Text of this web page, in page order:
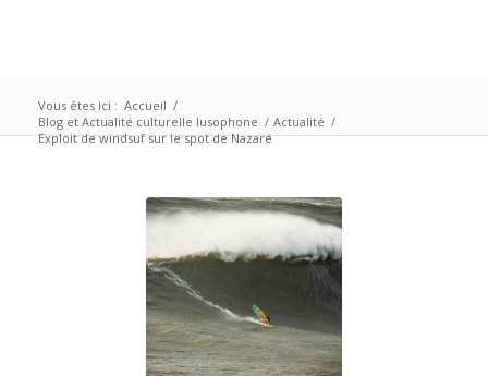
Vous êtes ici : Accueil /
Blog et Actualité culturelle lusophone / Actualité /
Exploit de windsuf sur le spot de Nazaré